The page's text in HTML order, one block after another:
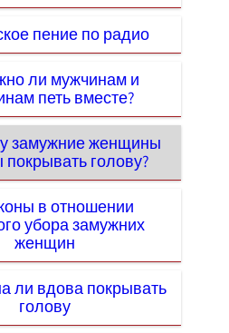
пение по радио
ли мужчинам и
петь вместе?
замужние женщины
голову?
в отношении
убора замужних
женщин
ли вдова покрывать
голову